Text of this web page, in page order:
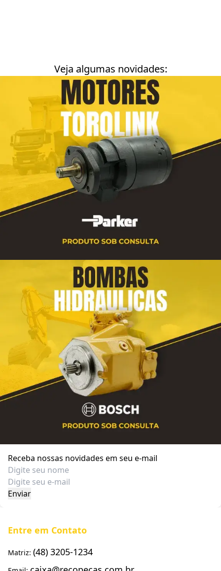
Veja algumas novidades:
Receba nossas novidades em seu e-mail
Entre em Contato
Matriz: (48) 3205-1234